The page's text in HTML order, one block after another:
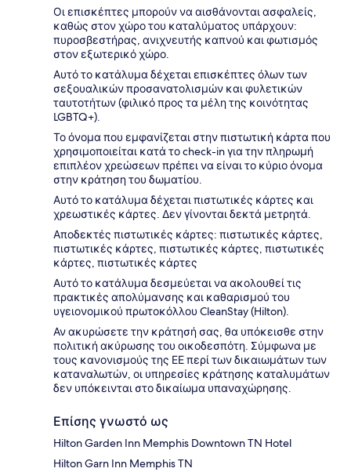
Οι επισκέπτες μπορούν να αισθάνονται ασφαλείς,
καθώς στον χώρο του καταλύματος υπάρχουν:
πυροσβεστήρας, ανιχνευτής καπνού και φωτισμός
στον εξωτερικό χώρο.
Αυτό το κατάλυμα δέχεται επισκέπτες όλων των
σεξουαλικών προσανατολισμών και φυλετικών
ταυτοτήτων (φιλικό προς τα μέλη της κοινότητας
LGBTQ+).
Το όνομα που εμφανίζεται στην πιστωτική κάρτα που
χρησιμοποιείται κατά το check-in για την πληρωμή
επιπλέον χρεώσεων πρέπει να είναι το κύριο όνομα
στην κράτηση του δωματίου.
Αυτό το κατάλυμα δέχεται πιστωτικές κάρτες και
χρεωστικές κάρτες. Δεν γίνονται δεκτά μετρητά.
Αποδεκτές πιστωτικές κάρτες: πιστωτικές κάρτες,
πιστωτικές κάρτες, πιστωτικές κάρτες, πιστωτικές
κάρτες, πιστωτικές κάρτες
Αυτό το κατάλυμα δεσμεύεται να ακολουθεί τις
πρακτικές απολύμανσης και καθαρισμού του
υγειονομικού πρωτοκόλλου CleanStay (Hilton).
Αν ακυρώσετε την κράτησή σας, θα υπόκεισθε στην
πολιτική ακύρωσης του οικοδεσπότη. Σύμφωνα με
τους κανονισμούς της ΕΕ περί των δικαιωμάτων των
καταναλωτών, οι υπηρεσίες κράτησης καταλυμάτων
δεν υπόκεινται στο δικαίωμα υπαναχώρησης.
Επίσης γνωστό ως
Hilton Garden Inn Memphis Downtown TN Hotel
Hilton Garn Inn Memphis TN